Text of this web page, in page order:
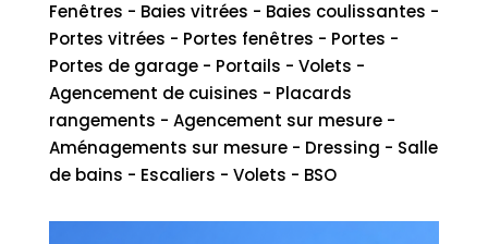
Fenêtres - Baies vitrées - Baies coulissantes -
Portes vitrées - Portes fenêtres - Portes -
Portes de garage - Portails - Volets -
Agencement de cuisines - Placards
rangements - Agencement sur mesure -
Aménagements sur mesure - Dressing - Salle
de bains - Escaliers - Volets - BSO